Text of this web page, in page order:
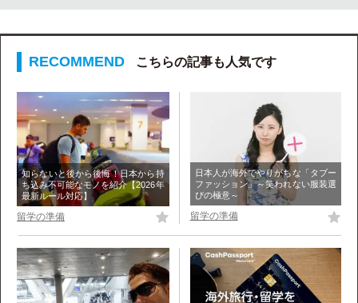
こちらの記事も人気です
知らないと後から後悔！日本から持
ち込み不可能なモノを紹介【2026年
最新ルール対応】
留学の準備
日本人が海外でやりがちな「タブー
ファッション」～笑われない服装選
びの極意～
留学の準備